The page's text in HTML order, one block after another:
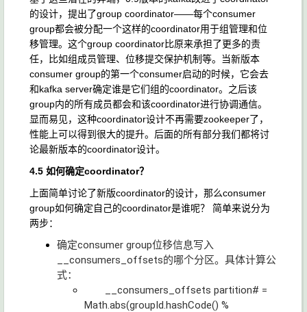
的设计，提出了group coordinator——每个consumer
group都会被分配一个这样的coordinator用于组管理和位
移管理。这个group coordinator比原来承担了更多的责
任，比如组成员管理、位移提交保护机制等。当新版本
consumer group的第一个consumer启动的时候，它会去
和kafka server确定谁是它们组的coordinator。之后该
group内的所有成员都会和该coordinator进行协调通信。
显而易见，这种coordinator设计不再需要zookeeper了，
性能上可以得到很大的提升。后面的所有部分我们都将讨
论最新版本的coordinator设计。
4.5 如何确定coordinator？
上面简单讨论了新版coordinator的设计，那么consumer
group如何确定自己的coordinator是谁呢？ 简单来说分为
两步：
确定consumer group位移信息写入
__consumers_offsets的哪个分区。具体计算公
式：
__consumers_offsets partition# =
Math.abs(groupId.hashCode() %